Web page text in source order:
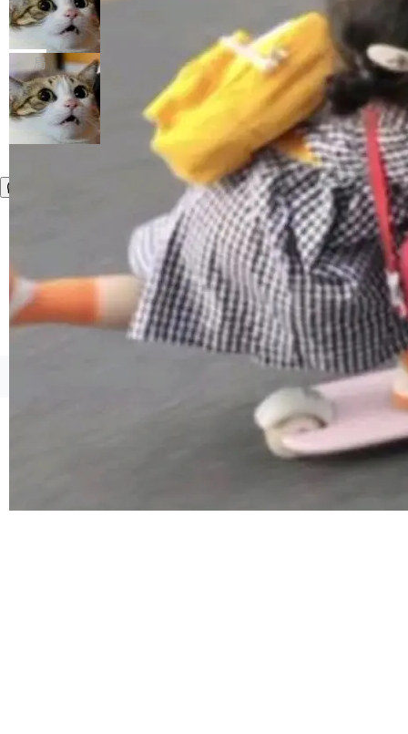
字，留下了这份纪念。 雷霄骅曾是中国传媒大学
数字电视技术方向的博士生，长期从事视频、音
频技...
务，最终却产生了 180 万美元的账单，实际支出
超出原定预算 860%。 更令人意外的是，该项目
最终并未成功落地，而高额算力消耗持续运行长
达 5 个月，公司直到财务对账时才察觉异常。这
意味着一个无人看管的 AI 程序，在近半年时间
里日夜不停地"烧钱"。 复盘显示，...
且按目前的速度，中国 AI 工具预计在今年底或
2027 年就能追上美国前沿实验室的水平。 Dela
ngue 把原因归结为一件事：开放协作。中国的
AI 开发者在一个共享和协作的生态里加速迭代，
而美国模型厂商在"闭门造车"。他的原话是 "buil
ding in silos"——各自为战，互不通气。 这个判
断从他嘴里说出来分量不同。Hugging Face 是
全球最大的开源 AI 平台，上面跑着上百万个模
当 AI agent 把源码变成了最好的扩展系
统，开发者工具必须开源
五年前，David Crawshaw 问过很多软件工程师
一个问题：你写过什么给自己用的程序？答案几
乎都是没有。工程师们整天用别人写的程序写程
序给别人用。偶尔有人自己写个博客系统、智能
家居控制、家庭实验室，都算稀奇事。 Crawsh
aw 是 Shelley 的作者，一个开源 AI coding age
nt。他最近在博客上写了一篇文章，核心论点很
简单：开发者工具必须开源。 理由不是传统的自
由软件情怀，而是一个跟 AI agent 直接相关的
技术判断。 两行 prompt 就能个性化任何软件 C
rawshaw 给出了两个 prompt。 第一个： "下载
某个软件的源码，在本地构建。修改 agent ...
局
京ICP备2025119063号